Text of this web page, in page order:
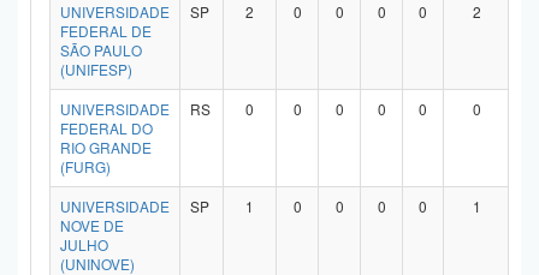
UNIVERSIDADE
FEDERAL DE
SÃO PAULO
(UNIFESP)
SP 2 0 0 0 0 2
UNIVERSIDADE
FEDERAL DO
RIO GRANDE
(FURG)
RS 0 0 0 0 0 0
UNIVERSIDADE
NOVE DE
JULHO
(UNINOVE)
SP 1 0 0 0 0 1